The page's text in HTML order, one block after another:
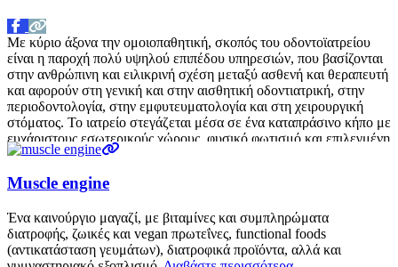
Με κύριο άξονα την ομοιοπαθητική, σκοπός του οδοντοϊατρείου
είναι η παροχή πολύ υψηλού επιπέδου υπηρεσιών, που βασίζονται
στην ανθρώπινη και ειλικρινή σχέση μεταξύ ασθενή και θεραπευτή
και αφορούν στη γενική και στην αισθητική οδοντιατρική, στην
περιοδοντολογία, στην εμφυτευματολογία και στη χειρουργική
στόματος. Το ιατρείο στεγάζεται μέσα σε ένα καταπράσινο κήπο με
ευχάριστους εσωτερικούς χώρους, φυσικό φωτισμό και επιλεγμένη
μουσική υπόκρουση,
Muscle engine
Ένα καινούργιο μαγαζί, με βιταμίνες και συμπληρώματα
διατροφής, ζωικές και vegan πρωτεΐνες, functional foods
(αντικατάσταση γευμάτων), διατροφικά προϊόντα, αλλά και